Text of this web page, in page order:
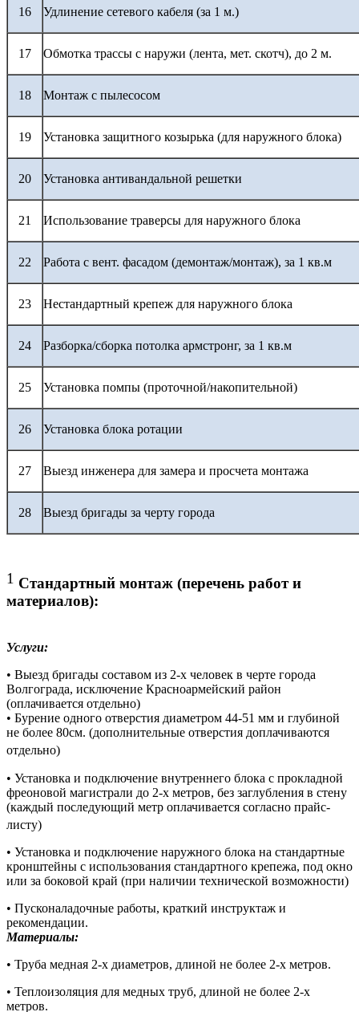
16 Удлинение сетевого кабеля (за 1 м.)
17 Обмотка трассы с наружи (лента, мет. скотч), до 2 м.
18 Монтаж с пылесосом
19 Установка защитного козырька (для наружного блока)
20 Установка антивандальной решетки
21 Использование траверсы для наружного блока
22 Работа с вент. фасадом (демонтаж/монтаж), за 1 кв.м
23 Нестандартный крепеж для наружного блока
24 Разборка/сборка потолка армстронг, за 1 кв.м
25 Установка помпы (проточной/накопительной)
26 Установка блока ротации
27 Выезд инженера для замера и просчета монтажа
28 Выезд бригады за черту города
1 Стандартный монтаж (перечень работ и
материалов):
Услуги:
• Выезд бригады составом из 2-х человек в черте города
Волгограда, исключение Красноармейский район
(оплачивается отдельно)
• Бурение одного отверстия диаметром 44-51 мм и глубиной
не более 80см. (дополнительные отверстия доплачиваются
отдельно)
• Установка и подключение внутреннего блока с прокладной
фреоновой магистрали до 2-х метров, без заглубления в стену
(каждый последующий метр оплачивается согласно прайс-
листу)
• Установка и подключение наружного блока на стандартные
кронштейны с использования стандартного крепежа, под окно
или за боковой край (при наличии технической возможности)
• Пусконаладочные работы, краткий инструктаж и
рекомендации.
Материалы:
• Труба медная 2-х диаметров, длиной не более 2-х метров.
• Теплоизоляция для медных труб, длиной не более 2-х
метров.